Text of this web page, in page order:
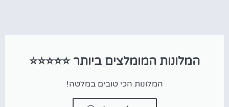
המלונות המומלצים ביותר ⭐⭐⭐⭐⭐
המלונות הכי טובים במלטה!